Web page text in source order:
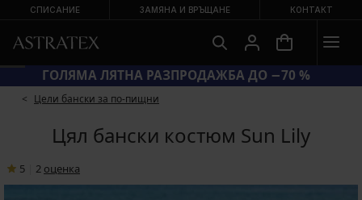
СПИСАНИЕ ЗАМЯНА И ВРЪЩАНЕ КОНТАКТ
ГОЛЯМА ЛЯТНА РАЗПРОДАЖБА ДО −70 %
Цели бански за по-пищни
Цял бански костюм Sun Lily
5 2 oценка